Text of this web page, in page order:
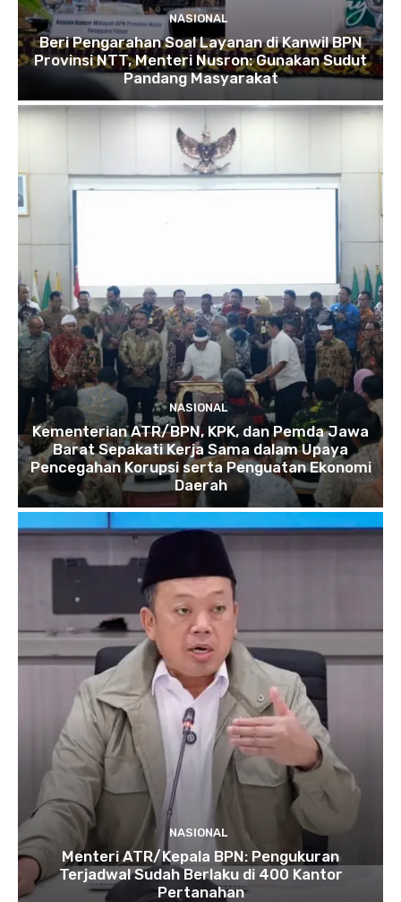
NASIONAL
Beri Pengarahan Soal Layanan di Kanwil BPN
Provinsi NTT, Menteri Nusron: Gunakan Sudut
Pandang Masyarakat
NASIONAL
Kementerian ATR/BPN, KPK, dan Pemda Jawa
Barat Sepakati Kerja Sama dalam Upaya
Pencegahan Korupsi serta Penguatan Ekonomi
Daerah
NASIONAL
Menteri ATR/Kepala BPN: Pengukuran
Terjadwal Sudah Berlaku di 400 Kantor
Pertanahan